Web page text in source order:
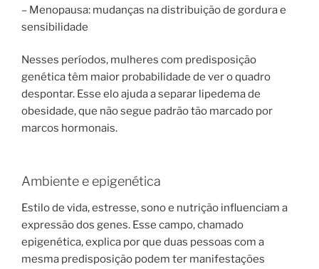
– Menopausa: mudanças na distribuição de gordura e
sensibilidade
Nesses períodos, mulheres com predisposição
genética têm maior probabilidade de ver o quadro
despontar. Esse elo ajuda a separar lipedema de
obesidade, que não segue padrão tão marcado por
marcos hormonais.
Ambiente e epigenética
Estilo de vida, estresse, sono e nutrição influenciam a
expressão dos genes. Esse campo, chamado
epigenética, explica por que duas pessoas com a
mesma predisposição podem ter manifestações